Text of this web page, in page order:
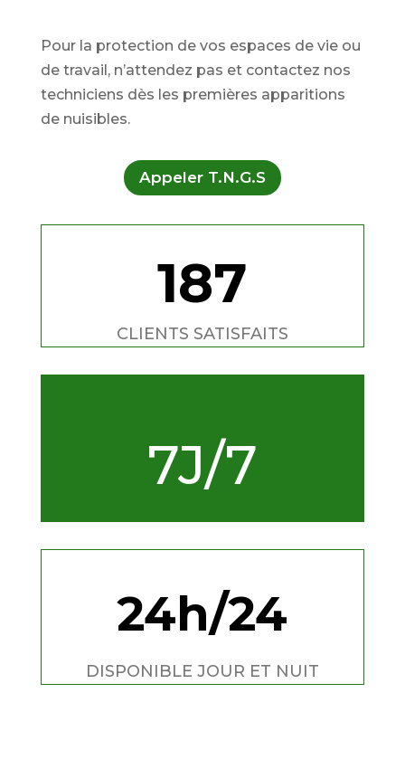
Pour la protection de vos espaces de vie ou
de travail, n’attendez pas et contactez nos
techniciens dès les premières apparitions
de nuisibles.
Appeler T.N.G.S
187
CLIENTS SATISFAITS
7J/7
24h/24
DISPONIBLE JOUR ET NUIT